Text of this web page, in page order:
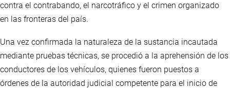
contra el contrabando, el narcotráfico y el crimen organizado
en las fronteras del país.
Una vez confirmada la naturaleza de la sustancia incautada
mediante pruebas técnicas, se procedió a la aprehensión de los
conductores de los vehículos, quienes fueron puestos a
órdenes de la autoridad judicial competente para el inicio de